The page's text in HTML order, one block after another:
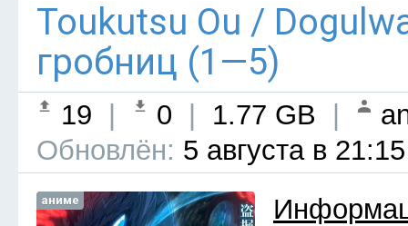
Тоukutsu Оu /
гробниц (1—5)
19 0 1.77 GB
Обновлён: 5 августа в 21:15
аниме